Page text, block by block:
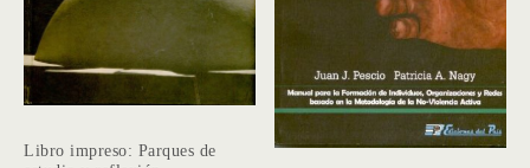
Libro impreso: Parques de